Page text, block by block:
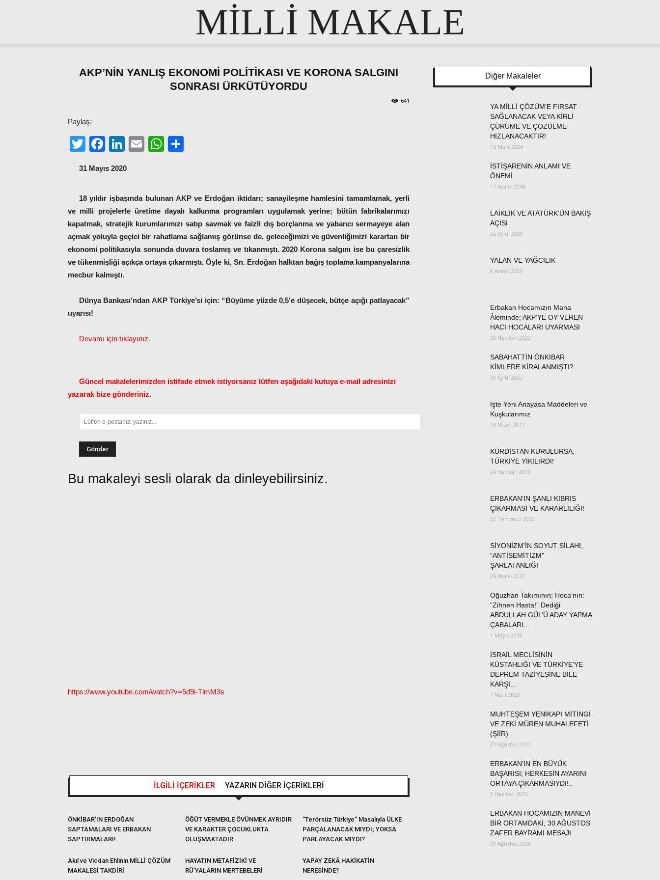
MİLLİ MAKALE
AKP’NİN YANLIŞ EKONOMİ POLİTİKASI VE KORONA SALGINI
SONRASI ÜRKÜTÜYORDU
641
Paylaş:
TwitterFacebook
LinkedIn
EmailWhatsApp
31 Mayıs 2020
18 yıldır işbaşında bulunan AKP ve Erdoğan iktidarı; sanayileşme hamlesini tamamlamak, yerli
ve milli projelerle üretime dayalı kalkınma programları uygulamak yerine; bütün fabrikalarımızı
kapatmak, stratejik kurumlarımızı satıp savmak ve faizli dış borçlanma ve yabancı sermayeye alan
açmak yoluyla geçici bir rahatlama sağlamış görünse de, geleceğimizi ve güvenliğimizi karartan bir
ekonomi politikasıyla sonunda duvara toslamış ve tıkanmıştı. 2020 Korona salgını ise bu çaresizlik
ve tükenmişliği açıkça ortaya çıkarmıştı. Öyle ki, Sn. Erdoğan halktan bağış toplama kampanyalarına
mecbur kalmıştı.
Dünya Bankası’ndan AKP Türkiye’si için: “Büyüme yüzde 0,5’e düşecek, bütçe açığı patlayacak”
uyarısı!
Devamı için tıklayınız.
Güncel makalelerimizden istifade etmek istiyorsanız lütfen aşağıdaki kutuya e-mail adresinizi
yazarak bize gönderiniz.
Bu makaleyi sesli olarak da dinleyebilirsiniz.
https://www.youtube.com/watch?v=5d9i-TlmM3s
İLGİLİ İÇERİKLER YAZARIN DİĞER İÇERİKLERİ
ÖNKİBAR’IN ERDOĞAN
SAPTAMALARI VE ERBAKAN
SAPTIRMALARI!..
ÖĞÜT VERMEKLE ÖVÜNMEK AYRIDIR
VE KARAKTER ÇOCUKLUKTA
OLUŞMAKTADIR
“Terörsüz Türkiye” Masalıyla ÜLKE
PARÇALANACAK MIYDI; YOKSA
PARLAYACAK MIYDI?
Akıl ve Vicdan Ehlinin MİLLİ ÇÖZÜM
MAKALESİ TAKDİRİ
HAYATIN METAFİZİKİ VE
RÜ’YALARIN MERTEBELERİ
YAPAY ZEKÂ HAKİKATİN
NERESİNDE?
Diğer Makaleler
YA MİLLİ ÇÖZÜM’E FIRSAT
SAĞLANACAK VEYA KİRLİ
ÇÜRÜME VE ÇÖZÜLME
HIZLANACAKTIR!
15 Mart 2024
İSTİŞARENİN ANLAMI VE
ÖNEMİ
17 Aralık 2018
LAİKLİK VE ATATÜRK’ÜN BAKIŞ
AÇISI
25 Eylül 2020
YALAN VE YAĞCILIK
8 Aralık 2023
Erbakan Hocamızın Mana
Âleminde; AKP’YE OY VEREN
HACI HOCALARI UYARMASI
25 Haziran 2022
SABAHATTİN ÖNKİBAR
KİMLERE KİRALANMIŞTI?
29 Eylül 2022
İşte Yeni Anayasa Maddeleri ve
Kuşkularımız
16 Nisan 2017
KÜRDİSTAN KURULURSA,
TÜRKİYE YIKILIRDI!
24 Haziran 2019
ERBAKAN’IN ŞANLI KIBRIS
ÇIKARMASI VE KARARLILIĞI!
22 Temmuz 2022
SİYONİZM’İN SOYUT SİLAHI;
“ANTİSEMİTİZM”
ŞARLATANLIĞI
26 Aralık 2023
Oğuzhan Takımının; Hoca’nın:
“Zihnen Hasta!” Dediği
ABDULLAH GÜL’Ü ADAY YAPMA
ÇABALARI...
1 Mayıs 2018
İSRAİL MECLİSİNİN
KÜSTAHLIĞI VE TÜRKİYE’YE
DEPREM TAZİYESİNE BİLE
KARŞI...
7 Mart 2023
MUHTEŞEM YENİKAPI MİTİNGİ
VE ZEKİ MÜREN MUHALEFETİ
(ŞİİR)
27 Ağustos 2017
ERBAKAN’IN EN BÜYÜK
BAŞARISI; HERKESİN AYARINI
ORTAYA ÇIKARMASIYDI!..
3 Haziran 2025
ERBAKAN HOCAMIZIN MANEVİ
BİR ORTAMDAKİ, 30 AĞUSTOS
ZAFER BAYRAMI MESAJI
29 Ağustos 2024